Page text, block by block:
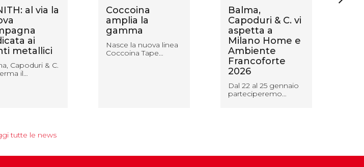
al via la
ai
metallici
Capoduri & C.
il…
Coccoina
amplia la
gamma
Nasce la nuova linea
Coccoina Tape…
Balma,
Capoduri & C. vi
aspetta a
Milano Home e
Ambiente
Francoforte
2026
Dal 22 al 25 gennaio
parteciperemo…
tutte le news